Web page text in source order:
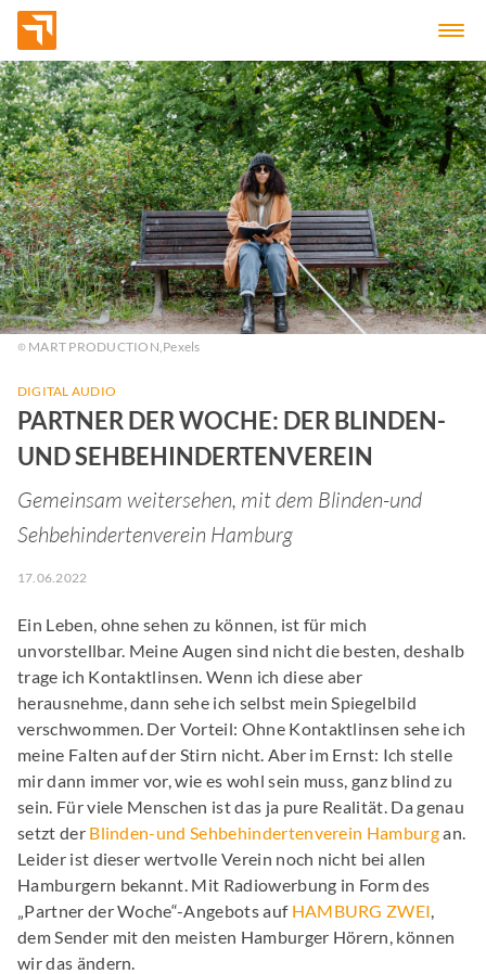
MART PRODUCTION,Pexels
DIGITAL AUDIO
PARTNER DER WOCHE: DER BLINDEN-
UND SEHBEHINDERTENVEREIN
Gemeinsam weitersehen, mit dem Blinden-und
Sehbehindertenverein Hamburg
17.06.2022
Ein Leben, ohne sehen zu können, ist für mich
unvorstellbar. Meine Augen sind nicht die besten, deshalb
trage ich Kontaktlinsen. Wenn ich diese aber
herausnehme, dann sehe ich selbst mein Spiegelbild
verschwommen. Der Vorteil: Ohne Kontaktlinsen sehe ich
meine Falten auf der Stirn nicht. Aber im Ernst: Ich stelle
mir dann immer vor, wie es wohl sein muss, ganz blind zu
sein. Für viele Menschen ist das ja pure Realität. Da genau
setzt der Blinden-und Sehbehindertenverein Hamburgan.
Leider ist dieser wertvolle Verein noch nicht bei allen
Hamburgern bekannt. Mit Radiowerbung in Form des
„Partner der Woche“-Angebots auf HAMBURG ZWEI,
dem Sender mit den meisten Hamburger Hörern, können
wir das ändern.